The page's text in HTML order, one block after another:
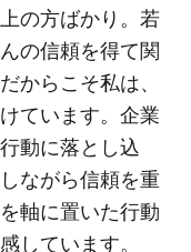
の方ばかり。若
の信頼を得て関
からこそ私は、
ています。企業
動に落とし込
ながら信頼を重
軸に置いた行動
しています。